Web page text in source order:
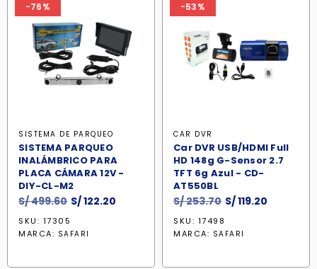
-76%
SISTEMA DE PARQUEO
SISTEMA PARQUEO
INALÁMBRICO PARA
PLACA CÁMARA 12V -
DIY-CL-M2
S/499.60 El
original
S/122.20
SKU: 17305
MARCA: SAFARI
-53%
CAR DVR
Car DVR USB/HDMI Full
HD 148g G-Sensor 2.7
TFT 6g Azul - CD-
AT550BL
S/253.70 El
original
S/119.20
SKU: 17498
MARCA: SAFARI